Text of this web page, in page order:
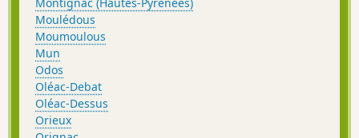
Montignac (Hautes-Pyrénées)
Moulédous
Moumoulous
Mun
Odos
Oléac-Debat
Oléac-Dessus
Orieux